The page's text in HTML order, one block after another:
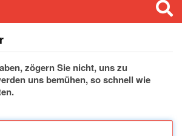
zögern Sie nicht, uns zu
uns bemühen, so schnell wie